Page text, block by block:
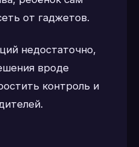
от гаджетов.
недостаточно,
вроде
контроль и